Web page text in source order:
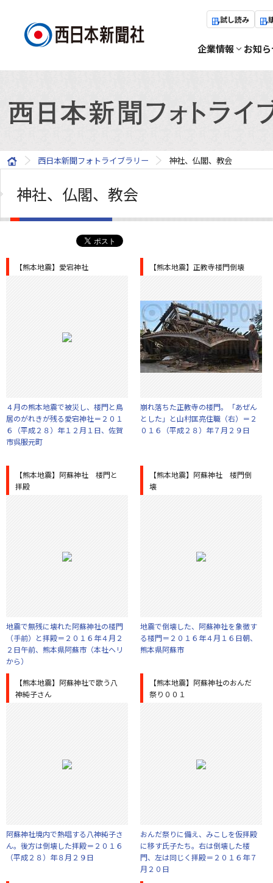
試し読み
企業情報 お知
西日本新聞フォトライブラリー 神社、仏閣、教会
神社、仏閣、教会
【熊本地震】愛宕神社
４月の熊本地震で被災し、楼門と鳥
居のがれきが残る愛宕神社＝２０１
６（平成２８）年１２月１日、佐賀
市呉服元町
【熊本地震】正教寺楼門倒壊
崩れ落ちた正教寺の楼門。「あぜん
とした」と山村匡亮住職（右）＝２
０１６（平成２８）年７月２９日
【熊本地震】阿蘇神社 楼門と
拝殿
地震で無残に壊れた阿蘇神社の楼門
（手前）と拝殿＝２０１６年４月２
２日午前、熊本県阿蘇市（本社ヘリ
から）
【熊本地震】阿蘇神社 楼門倒
壊
地震で倒壊した、阿蘇神社を象徴す
る楼門＝２０１６年４月１６日朝、
熊本県阿蘇市
【熊本地震】阿蘇神社で歌う八
神純子さん
阿蘇神社境内で熱唱する八神純子さ
ん。後方は倒壊した拝殿＝２０１６
（平成２８）年８月２９日
【熊本地震】阿蘇神社のおんだ
祭り００１
おんだ祭りに備え、みこしを仮拝殿
に移す氏子たち。右は倒壊した楼
門、左は同じく拝殿＝２０１６年７
月２０日